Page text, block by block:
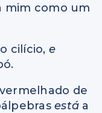
mim como um
cilício, e
de
está a